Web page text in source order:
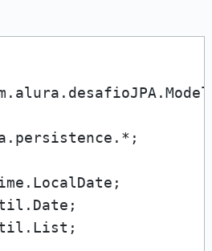
. alura . desafioJPA .Model
persistence .*;
. LocalDate
. Date
. List